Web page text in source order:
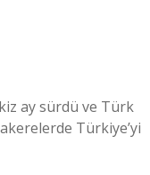
ay sürdü ve Türk
Türkiye’yi